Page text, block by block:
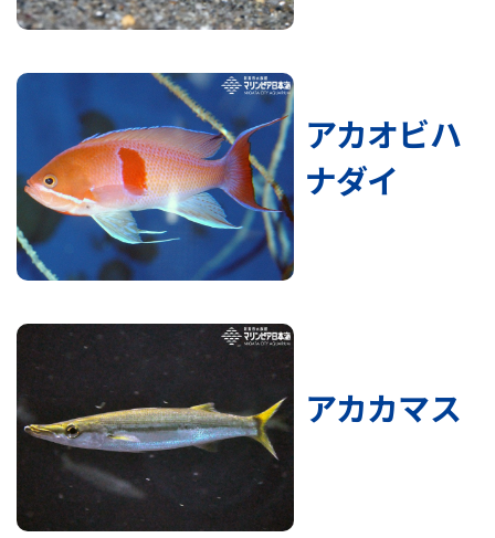
アカオビハ
ナダイ
アカカマス